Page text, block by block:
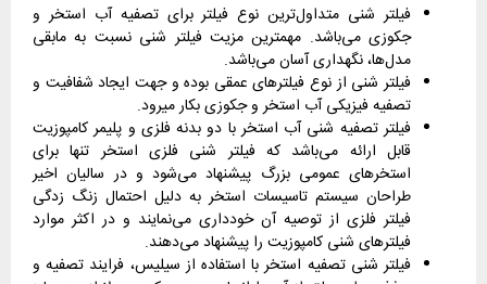
فیلتر شنی متداول‌ترین نوع فیلتر برای تصفیه آب استخر و
جکوزی می‌باشد. مهمترین مزیت فیلتر شنی نسبت به مابقی
مدل‌ها، نگهداری آسان می‌باشد.
فیلتر شنی از نوع فیلترهای عمقی بوده و جهت ایجاد شفافیت و
تصفیه فیزیکی آب استخر و جکوزی بکار میرود.
فیلتر تصفیه شنی آب استخر با دو بدنه فلزی و پلیمر کامپوزیت
قابل ارائه می‌باشد که فیلتر شنی فلزی استخر تنها برای
استخرهای عمومی بزرگ پیشنهاد می‌شود و در سالیان اخیر
طراحان سیستم تاسیسات استخر به دلیل احتمال زنگ زدگی
فیلتر فلزی از توصیه آن خودداری می‌نمایند و در اکثر موارد
فیلترهای شنی کامپوزیت را پیشنهاد می‌دهند.
فیلتر شنی تصفیه استخر با استفاده از سیلیس، فرایند تصفیه و